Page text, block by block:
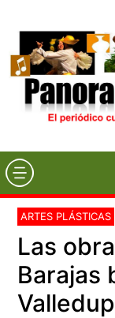
ARTES PLÁSTICAS
Las
Barajas